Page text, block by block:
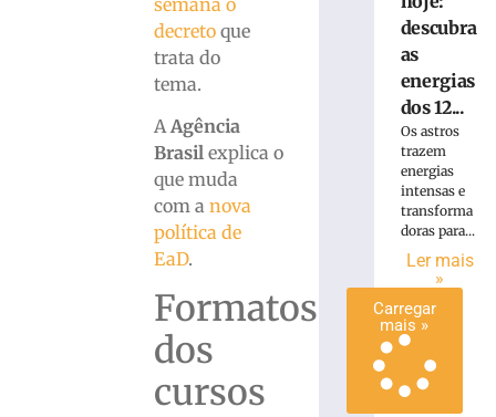
decretoque
trata do
tema.
AAgência
Brasilexplica o
que muda
com a nova
política de
EaD.
Formatos
dos
cursos
letivo
Carregar
mais »
descubra
as
energias
dos 12...
Os astros
trazem
energias
intensas e
transforma
doras para...
Ler mais
»